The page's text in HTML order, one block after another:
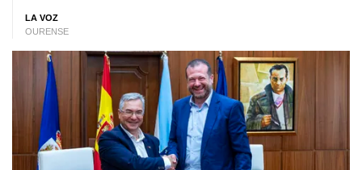
LA VOZ
OURENSE